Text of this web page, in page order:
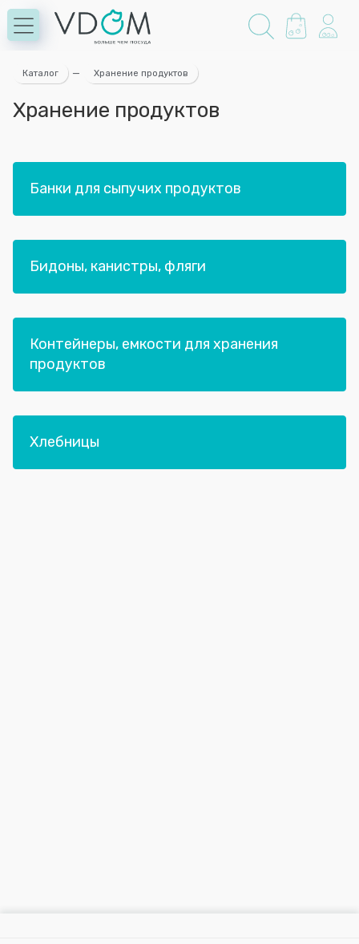
Каталог — Хранение продуктов
Хранение продуктов
Банки для сыпучих продуктов
Бидоны, канистры, фляги
Контейнеры, емкости для хранения
продуктов
Хлебницы